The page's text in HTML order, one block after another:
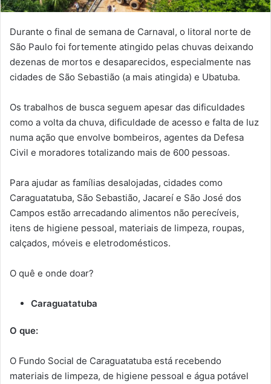
Durante o final de semana de Carnaval, o litoral norte de
São Paulo foi fortemente atingido pelas chuvas deixando
dezenas de mortos e desaparecidos, especialmente nas
cidades de São Sebastião (a mais atingida) e Ubatuba.
Os trabalhos de busca seguem apesar das dificuldades
como a volta da chuva, dificuldade de acesso e falta de luz
numa ação que envolve bombeiros, agentes da Defesa
Civil e moradores totalizando mais de 600 pessoas.
Para ajudar as famílias desalojadas, cidades como
Caraguatatuba, São Sebastião, Jacareí e São José dos
Campos estão arrecadando alimentos não perecíveis,
itens de higiene pessoal, materiais de limpeza, roupas,
calçados, móveis e eletrodomésticos.
O quê e onde doar?
Caraguatatuba
O que:
O Fundo Social de Caraguatatuba está recebendo
materiais de limpeza, de higiene pessoal e água potável